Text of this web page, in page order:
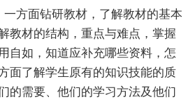
一方面钻研教材，了解教材的基本
教材的结构，重点与难点，掌握
自如，知道应补充哪些资料，怎
面了解学生原有的知识技能的质
的需要、他们的学习方法及他们